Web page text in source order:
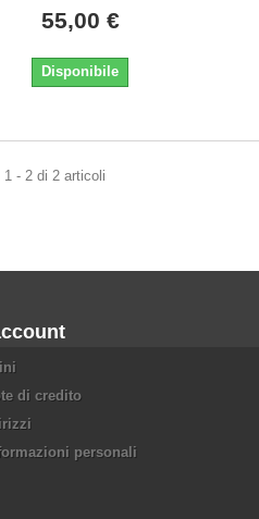
55,00 €
Disponibile
1 - 2 di 2 articoli
di credito
personali